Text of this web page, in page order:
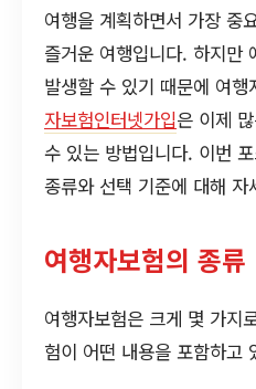
여행을 계획하면서 가장 중
즐거운 여행입니다. 하지만
발생할 수 있기 때문에 여행
자보험인터넷가입은 이제
수 있는 방법입니다. 이번
종류와 선택 기준에 대해 자
여행자보험의 종류
여행자보험은 크게 몇 가지
험이 어떤 내용을 포함하고